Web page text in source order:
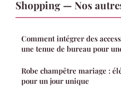
Shopping — Nos
Comment intégrer des
une tenue de bureau pour
Robe champêtre mariage :
pour un jour unique